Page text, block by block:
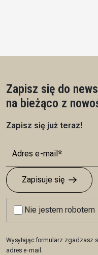
Zapisz się do
na bieżąco z
Zapisz się już teraz!
Zapisuje się
Nie jestem robotem
Wysyłając formularz zgadzasz
adres e-mail.